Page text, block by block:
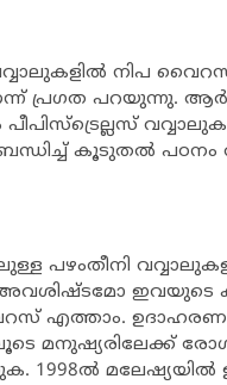
വവ്വാലുകളില്‍ നിപ
പ്രഗത പറയുന്നു. ആര്‍
കൂടുതല്‍ പഠനം
പഴംതീനി
ഇവയുടെ
എത്താം.
മനുഷ്യരിലേക്ക്
1998ല്‍ മലേഷ്യയില്‍